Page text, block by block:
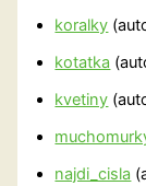
koralky
kotatka
kvetiny
najdi_cisla